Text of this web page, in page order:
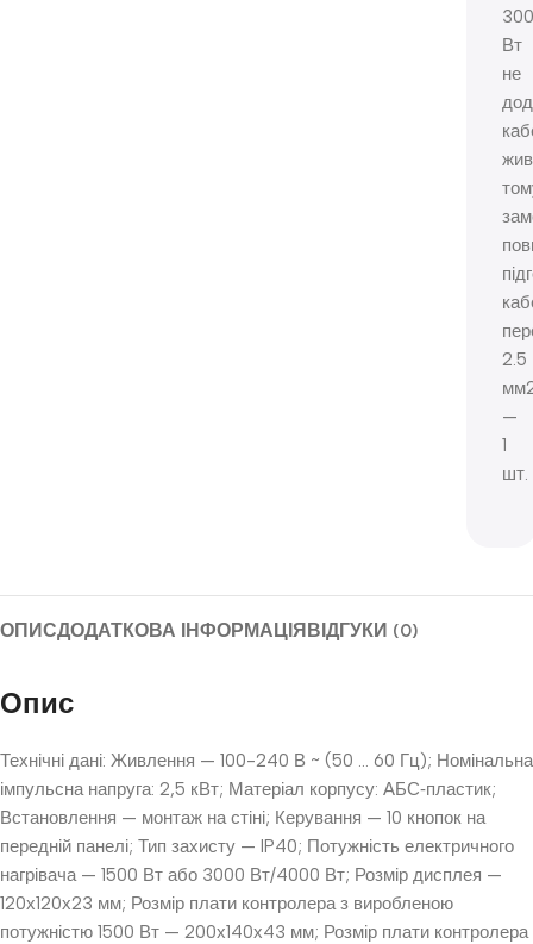
Вт
не
2.5
—
1
шт.
ОПИСДОДАТКОВА ІНФОРМАЦІЯВІДГУКИ (0)
Опис
Технічні дані: Живлення — 100-240 В ~ (50 … 60 Гц); Номінальна
імпульсна напруга: 2,5 кВт; Матеріал корпусу: АБС‐пластик;
Встановлення — монтаж на стіні; Керування — 10 кнопок на
передній панелі; Тип захисту — IP40; Потужність електричного
нагрівача — 1500 Вт або 3000 Вт/4000 Вт; Розмір дисплея —
120х120х23 мм; Розмір плати контролера з виробленою
потужністю 1500 Вт — 200х140х43 мм; Розмір плати контролера